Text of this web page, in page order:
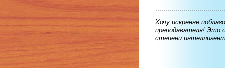
Хочу искренне
преподавателя! Это
степени